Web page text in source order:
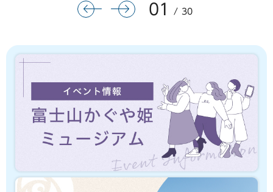
前のスライドを表示
次のスライドを表示
01 30